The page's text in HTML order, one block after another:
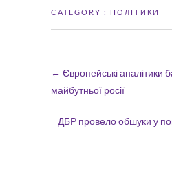
CATEGORY : ПОЛІТИКИ
← Європейські аналітики
майбутньої росії
ДБР провело обшуки у